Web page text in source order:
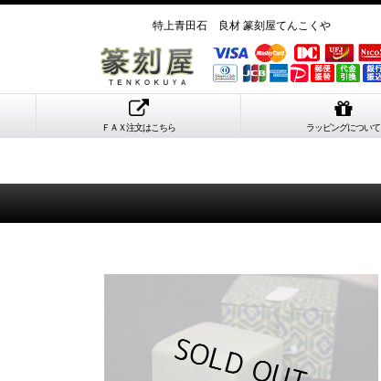
特上青田石 良材 篆刻屋てんこくや
ＦＡＸ注文はこちら ラッピングについて